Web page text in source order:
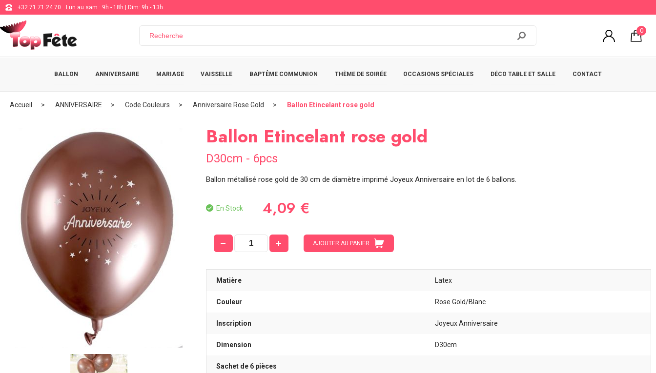
+32 71 71 24 70 Lun au sam : 9h - 18h | Dim: 9h - 13h
0
BALLON ANNIVERSAIRE MARIAGE VAISSELLE BAPTÊME COMMUNION THÈME DE SOIRÉE OCCASIONS SPÉCIALES DÉCO TABLE ET SALLE CONTACT
Accueil ANNIVERSAIRE Code Couleurs Anniversaire Rose Gold Ballon Etincelant rose gold
Ballon Etincelant rose gold
D30cm - 6pcs
Ballon métallisé rose gold de 30 cm de diamètre imprimé Joyeux Anniversaire en lot de 6 ballons.
En Stock 4,09 €
AJOUTER AU PANIER
Matière Latex
Couleur Rose Gold/Blanc
Inscription Joyeux Anniversaire
Dimension D30cm
Sachet de 6 pièces